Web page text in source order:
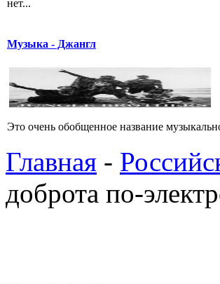
нет...
Музыка - Джангл
Это очень обобщенное название
Главная -
доброта по-